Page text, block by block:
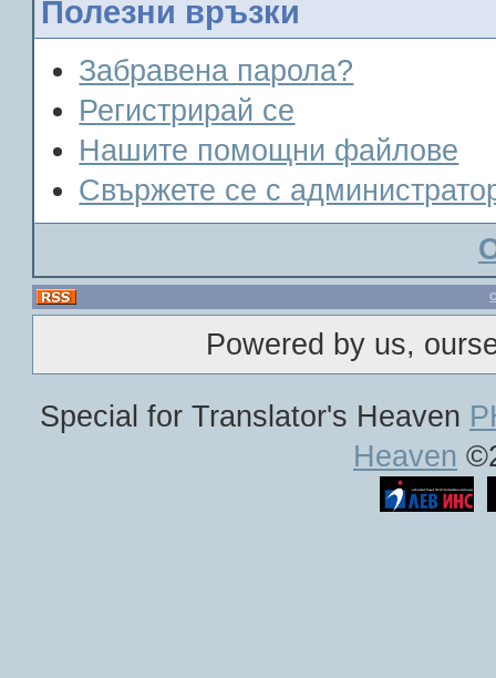
Полезни връзки
Забравена парола?
Регистрирай се
Нашите помощни файлове
Свържете се с
Powered by us,
Special for Translator's Heaven
Heaven